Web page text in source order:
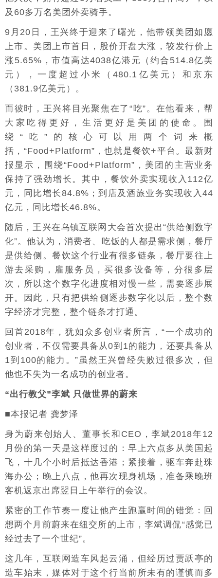
及60多万名美团外卖骑手。
9月20日，王兴终于迎来了曙光，他带领美团如愿
上市。美团上市首日，股价开盘大涨，较发行价上
涨5.65%，市值高达4038亿港元（约合514.8亿美
元），一度超过小米（480.1亿美元）和京东
（381.9亿美元）。
而彼时，王兴将目光聚焦在了“吃”。在他看来，帮
大家吃得更好，生活更好是美团的使命。围
绕“吃”的核心可以用两个词来概
括，“Food+Platform”，也就是餐饮+平台。最新财
报显示，围绕“Food+Platform”，美团的主营业务
保持了强劲增长。其中，餐饮外卖实现收入112亿
元，同比增长84.8%；到店及酒旅业务实现收入44
亿元，同比增长46.8%。
随后，王兴在乌镇互联网大会首次提出“供给侧数字
化”。他认为，消费者、吃饭的人都是需求侧，餐厅
是供给侧。餐饮这个行业有很多链条，餐厅要往上
游去采购，雇服务员，买很多设备等，分很多层
次，所以这个数字化进度相对慢一些，需要逐步展
开。因此，只有把供给侧逐步数字化以后，整个数
字经济才完整，整个链条才打通。
回首2018年，犹如众多创业者所言，“一个成功的
创业者，不仅需要具备从0到1的能力，还要具备从
1到100的能力。”虽然王兴曾经失败过很多次，但
他也不失为一名成功的创业者。
“出行教父”李斌 只做世界的蔚来
■本报记者 龚梦泽
身为蔚来创始人、董事长和CEO，李斌2018年12
月份的第一天是这样度过的：早上六点多从美国起
飞，十几个小时后抵达香港；紧接着，驱车奔赴珠
海办公；晚上八点，他再次现身机场，准备乘晚班
客机返京出席翌日上午举行的会议。
紧密的工作节奏一度让他产生跑赢时间的错觉：回
想两个月前蔚来在纽交所的上市，李斌调侃“感觉已
经过去了一个世纪”。
这几年，互联网造车风起云涌，但经历过贾跃亭的
造车始末，媒体对于这个行当前所未有的谨慎而多